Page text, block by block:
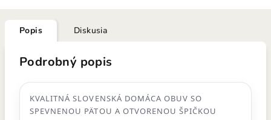
Popis Diskusia
Podrobný popis
KVALITNÁ SLOVENSKÁ DOMÁCA OBUV SO
SPEVNENOU PÄTOU A OTVORENOU ŠPIČKOU